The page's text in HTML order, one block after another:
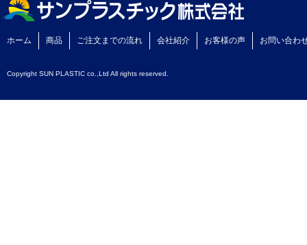
ホーム 商品 ご注文までの流れ 会社紹介 お客様の声 お問い合わ
Copyright SUN PLASTIC co.,Ltd All rights reserved.